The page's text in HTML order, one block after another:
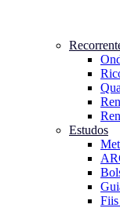
Estudos
Fiis